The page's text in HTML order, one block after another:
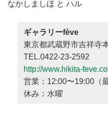
なかしましほ と ハル
ギャラリーfève
東京都武蔵野市吉祥寺
TEL.0422-23-2592
http://www.hikita-
営業：12:00〜19:00（
休み：水曜